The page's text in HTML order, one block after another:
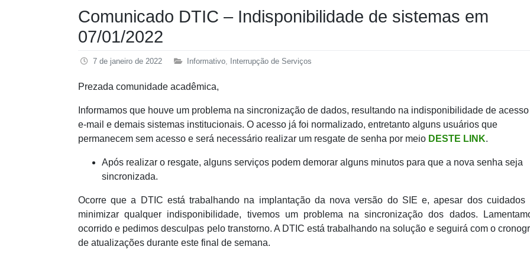
Comunicado DTIC – Indisponibilidade de sistemas em
07/01/2022
7 de janeiro de 2022 Informativo Interrupção de Serviços
Prezada comunidade acadêmica,
Informamos que houve um problema na sincronização de dados, resultando na indisponibilidade de
e-mail e demais sistemas institucionais. O acesso já foi normalizado, entretanto alguns usuários que
permanecem sem acesso e será necessário realizar um resgate de senha por meio DESTE LINK.
Após realizar o resgate, alguns serviços podem demorar alguns minutos para que a nova senha seja
sincronizada.
Ocorre que a DTIC está trabalhando na implantação da nova versão do SIE e, apesar dos cuidados
minimizar qualquer indisponibilidade, tivemos um problema na sincronização dos dados.
ocorrido e pedimos desculpas pelo transtorno. A DTIC está trabalhando na solução e seguirá com o
de atualizações durante este final de semana.